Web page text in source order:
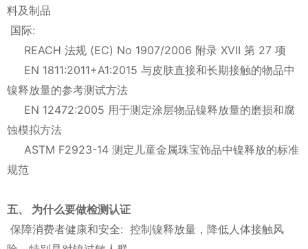
料及制品
国际:
REACH 法规 (EC) No 1907/2006 附录 XVII 第 27 项
EN 1811:2011+A1:2015 与皮肤直接和长期接触的物品中
镍释放量的参考测试方法
EN 12472:2005 用于测定涂层物品镍释放量的磨损和腐
蚀模拟方法
ASTM F2923-14 测定儿童金属珠宝饰品中镍释放的标准
规范
五、 为什么要做检测认证
保障消费者健康和安全: 控制镍释放量，降低人体接触风